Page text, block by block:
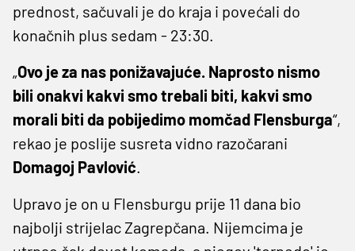
prednost, sačuvali je do kraja i povećali do
konačnih plus sedam - 23:30.
„Ovo je za nas ponižavajuće. Naprosto nismo
bili onakvi kakvi smo trebali biti, kakvi smo
morali biti da pobijedimo momčad Flensburga“,
rekao je poslije susreta vidno razočarani
Domagoj Pavlović.
Upravo je on u Flensburgu prije 11 dana bio
najbolji strijelac Zagrepčana. Nijemcima je